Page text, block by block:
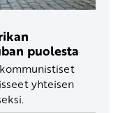
puolesta
yhteisen